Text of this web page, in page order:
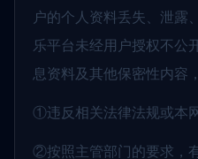
户的个人资料丢失、泄露
乐平台未经用户授权不公
息资料及其他保密性内容
①违反相关法律法规或本
②按照主管部门的要求，